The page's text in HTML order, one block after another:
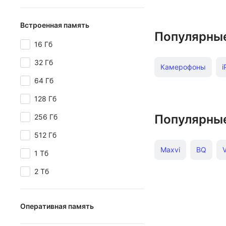
Встроенная память
16 Гб
32 Гб
64 Гб
128 Гб
256 Гб
512 Гб
1 Тб
2 Тб
Оперативная память
Камерофоны
IPhone 15
Maxvi BQ